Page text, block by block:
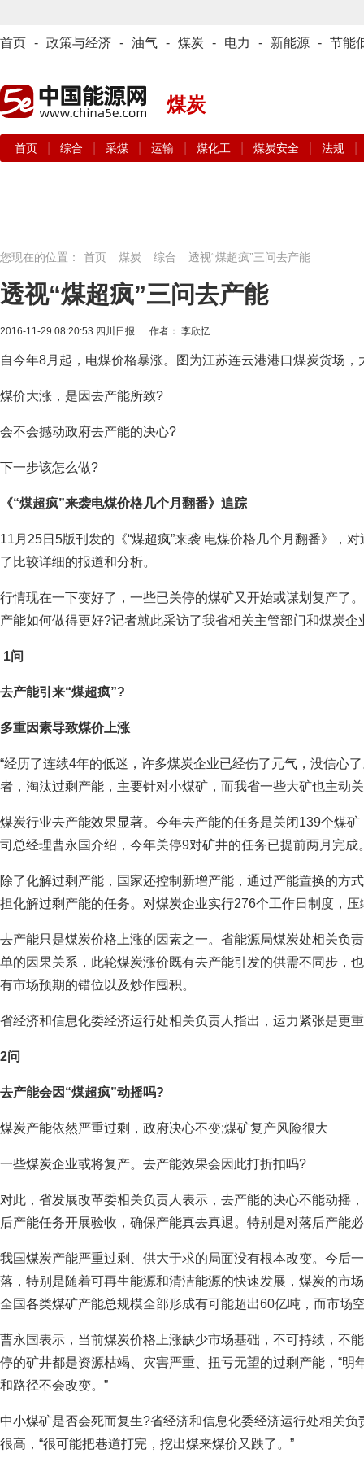
首页 - 政策与经济 - 油气 - 煤炭 - 电力 - 新能源 - 节能
煤炭
首页 综合 采煤 运输 煤化工 煤炭安全 法规
您现在的位置： 首页 煤炭 综合 透视“煤超疯”三问去产能
透视“煤超疯”三问去产能
2016-11-29 08:20:53 四川日报 作者： 李欣忆
自今年8月起，电煤价格暴涨。图为江苏连云港港口煤炭货场，
煤价大涨，是因去产能所致?
会不会撼动政府去产能的决心?
下一步该怎么做?
《“煤超疯”来袭电煤价格几个月翻番》追踪
11月25日5版刊发的《“煤超疯”来袭 电煤价格几个月翻番》，
了比较详细的报道和分析。
行情现在一下变好了，一些已关停的煤矿又开始或谋划复产了
产能如何做得更好?记者就此采访了我省相关主管部门和煤炭企
1问
去产能引来“煤超疯”?
多重因素导致煤价上涨
“经历了连续4年的低迷，许多煤炭企业已经伤了元气，没信心
者，淘汰过剩产能，主要针对小煤矿，而我省一些大矿也主动
煤炭行业去产能效果显著。今年去产能的任务是关闭139个煤
司总经理曹永国介绍，今年关停9对矿井的任务已提前两月完成
除了化解过剩产能，国家还控制新增产能，通过产能置换的方
担化解过剩产能的任务。对煤炭企业实行276个工作日制度，
去产能只是煤炭价格上涨的因素之一。省能源局煤炭处相关负
单的因果关系，此轮煤炭涨价既有去产能引发的供需不同步，
有市场预期的错位以及炒作囤积。
省经济和信息化委经济运行处相关负责人指出，运力紧张是更
2问
去产能会因“煤超疯”动摇吗?
煤炭产能依然严重过剩，政府决心不变;煤矿复产风险很大
一些煤炭企业或将复产。去产能效果会因此打折扣吗?
对此，省发展改革委相关负责人表示，去产能的决心不能动摇
后产能任务开展验收，确保产能真去真退。特别是对落后产能
我国煤炭产能严重过剩、供大于求的局面没有根本改变。今后
落，特别是随着可再生能源和清洁能源的快速发展，煤炭的市
全国各类煤矿产能总规模全部形成有可能超出60亿吨，而市场
曹永国表示，当前煤炭价格上涨缺少市场基础，不可持续，不
停的矿井都是资源枯竭、灾害严重、扭亏无望的过剩产能，“明
和路径不会改变。”
中小煤矿是否会死而复生?省经济和信息化委经济运行处相关
很高，“很可能把巷道打完，挖出煤来煤价又跌了。”